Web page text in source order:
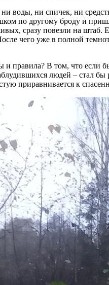
воды, ни спичек, ни
по другому броду и
сразу повезли на
чего уже в полной
В том, что если
людей – стал
приравнивается к